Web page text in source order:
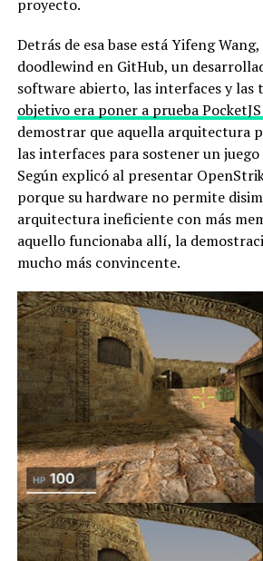
proyecto.
Detrás de esa base está Yifeng
doodlewind en GitHub, un
software abierto, las interfaces y las
objetivo era poner a prueba
demostrar que aquella arquitectura
las interfaces para sostener un
Según explicó al presentar
porque su hardware no permite
arquitectura ineficiente con más
aquello funcionaba allí, la
mucho más convincente.